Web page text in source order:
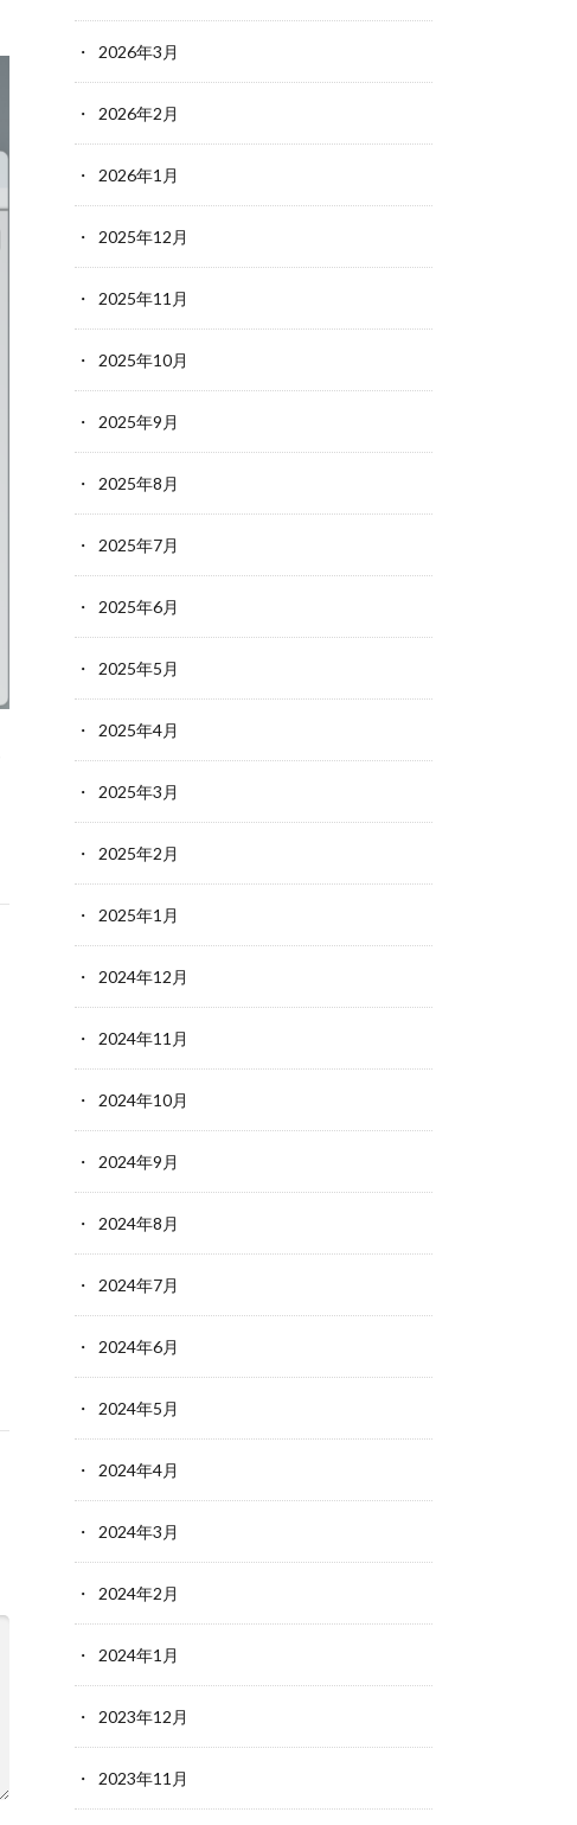
2026年3月
2026年2月
2026年1月
2025年12月
2025年11月
2025年10月
2025年9月
2025年8月
2025年7月
2025年6月
2025年5月
2025年4月
2025年3月
2025年2月
2025年1月
2024年12月
2024年11月
2024年10月
2024年9月
2024年8月
2024年7月
2024年6月
2024年5月
2024年4月
2024年3月
2024年2月
2024年1月
2023年12月
2023年11月